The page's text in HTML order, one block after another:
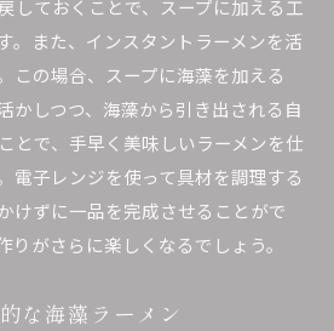
しておくことで、スープに加える工
。また、インスタントラーメンを活
この場合、スープに海藻を加える
かしつつ、海藻から引き出される自
とで、手早く美味しいラーメンを仕
電子レンジを使って具材を調理する
けずに一品を完成させることがで
りがさらに楽しくなるでしょう。
な海藻ラーメン